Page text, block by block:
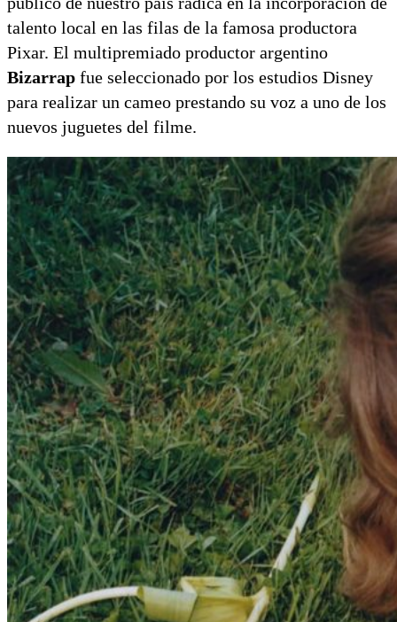
talento local en las filas de la famosa productora
Pixar. El multipremiado productor argentino
Bizarrap fue seleccionado por los estudios Disney
para realizar un cameo prestando su voz a uno de los
nuevos juguetes del filme.